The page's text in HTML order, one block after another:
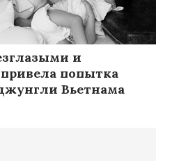
и
попытка
Вьетнама